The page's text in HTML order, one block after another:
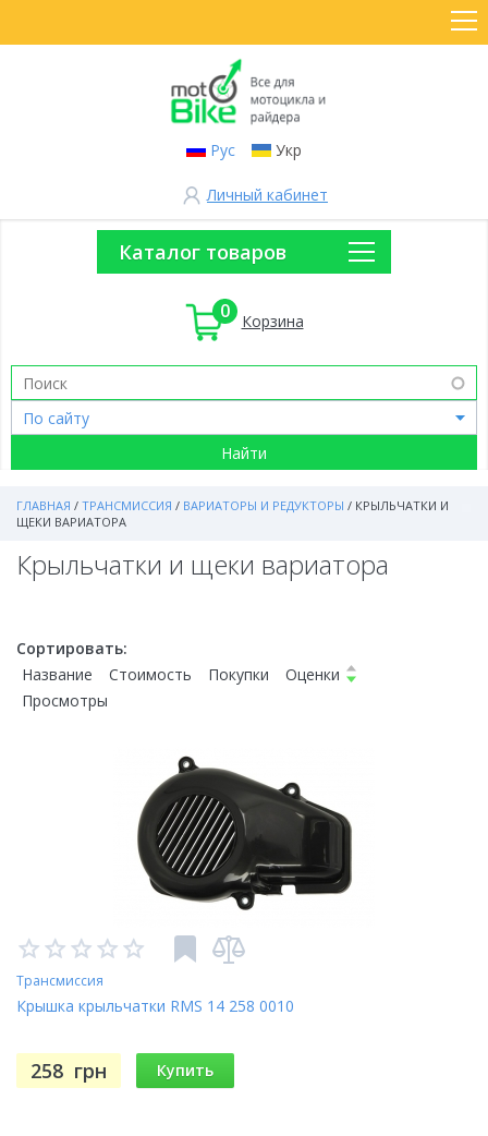
Рус Укр
Личный кабинет
Каталог товаров
0 Корзина
ГЛАВНАЯ / ТРАНСМИССИЯ / ВАРИАТОРЫ И РЕДУКТОРЫ / КРЫЛЬЧАТКИ И
ЩЕКИ ВАРИАТОРА
Крыльчатки и щеки вариатора
Сортировать:
Название
Стоимость Покупки
Оценки
Просмотры
Трансмиссия
Крышка крыльчатки RMS 14 258 0010
258 грн Купить